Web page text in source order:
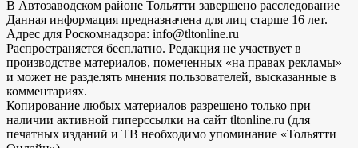
В Автозаводском районе Тольятти завершено расследование
Данная информация предназначена для лиц старше 16 лет.
Адрес для Роскомнадзора: info@tltonline.ru
Распространяется бесплатно. Редакция не участвует в
производстве материалов, помеченных «на правах рекламы»
и может не разделять мнения пользователей, высказанные в
комментариях.
Копирование любых материалов разрешено только при
наличии активной гиперссылки на сайт tltonline.ru (для
печатных изданий и ТВ необходимо упоминание «Тольятти